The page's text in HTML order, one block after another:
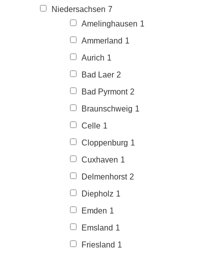
Niedersachsen 7
Amelinghausen 1
Ammerland 1
Aurich 1
Bad Laer 2
Bad Pyrmont 2
Braunschweig 1
Celle 1
Cloppenburg 1
Cuxhaven 1
Delmenhorst 2
Diepholz 1
Emden 1
Emsland 1
Friesland 1